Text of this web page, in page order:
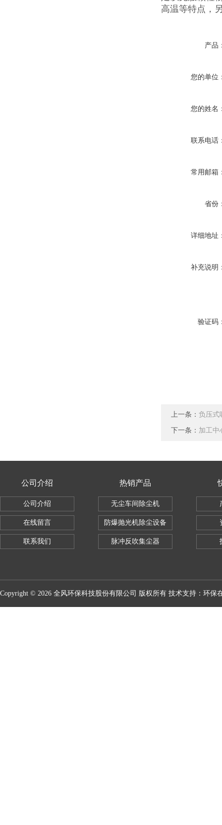
高温等特点，
产品
您的单位
您的姓名
联系电话
常用邮箱
省份
详细地址
补充说明
验证码
上一条： 负压式
下一条： 加工中
公司介绍
公司介绍
在线留言
联系我们
热销产品
无尘车间除尘机
防爆抛光机除尘设备
脉冲反吹集尘器
Copyright © 2026 全风环保科技股份有限公司 版权所有 技术支持： 环保